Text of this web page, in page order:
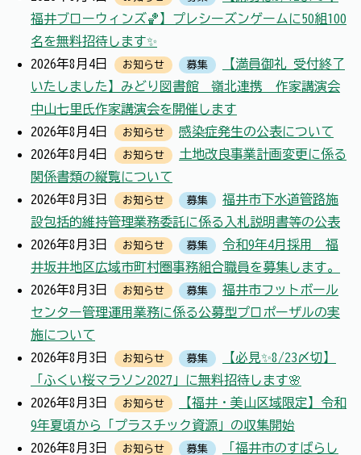
福井ブローウィンズ🏀】プレシーズンゲームに50組100
名を無料招待します✨
2026年8月4日
お知らせ 募集
【満員御礼 受付終了
いたしました】みどり図書館 嶺北連携 作家講演会
中山七里氏作家講演会を開催します
2026年8月4日
お知らせ
感染症発生の公表について
2026年8月4日
お知らせ
土地改良事業計画変更に係る
関係書類の縦覧について
2026年8月3日
お知らせ 募集
福井市下水道管路施
設包括的維持管理業務委託に係る入札説明書等の公表
2026年8月3日
お知らせ 募集
令和9年4月採用 福
井坂井地区広域市町村圏事務組合職員を募集します。
2026年8月3日
お知らせ 募集
福井市フットボール
センター管理運用業務に係る公募型プロポーザルの実
施について
2026年8月3日
お知らせ 募集
【必見✨8/23〆切】
「ふくい桜マラソン2027」に無料招待します🌸
2026年8月3日
お知らせ
【福井・美山区域限定】令和
9年夏頃から「プラスチック資源」の収集開始
2026年8月3日
お知らせ 募集
「福井市のすばらし